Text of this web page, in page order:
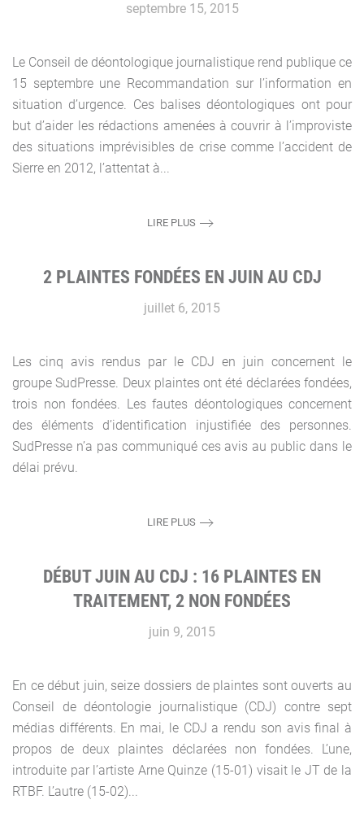
septembre 15, 2015
Le Conseil de déontologique journalistique rend publique ce
15 septembre une Recommandation sur l’information en
situation d’urgence. Ces balises déontologiques ont pour
but d’aider les rédactions amenées à couvrir à l’improviste
des situations imprévisibles de crise comme l’accident de
Sierre en 2012, l’attentat à...
LIRE PLUS
2 PLAINTES FONDÉES EN JUIN AU CDJ
juillet 6, 2015
Les cinq avis rendus par le CDJ en juin concernent le
groupe SudPresse. Deux plaintes ont été déclarées fondées,
trois non fondées. Les fautes déontologiques concernent
des éléments d’identification injustifiée des personnes.
SudPresse n’a pas communiqué ces avis au public dans le
délai prévu.
LIRE PLUS
DÉBUT JUIN AU CDJ : 16 PLAINTES EN
TRAITEMENT, 2 NON FONDÉES
juin 9, 2015
En ce début juin, seize dossiers de plaintes sont ouverts au
Conseil de déontologie journalistique (CDJ) contre sept
médias différents. En mai, le CDJ a rendu son avis final à
propos de deux plaintes déclarées non fondées. L’une,
introduite par l’artiste Arne Quinze (15-01) visait le JT de la
RTBF. L’autre (15-02)...